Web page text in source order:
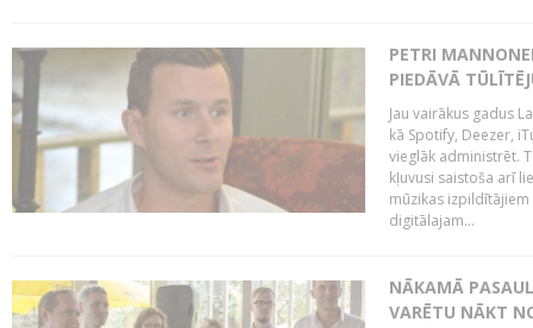
PETRI
PIEDĀVĀ
Jau vairākus gadus
kā Spotify, Deezer,
vieglāk administrēt.
kļuvusi saistoša arī
mūzikas
digitālajam...
NĀKAMĀ
VARĒTU NĀKT